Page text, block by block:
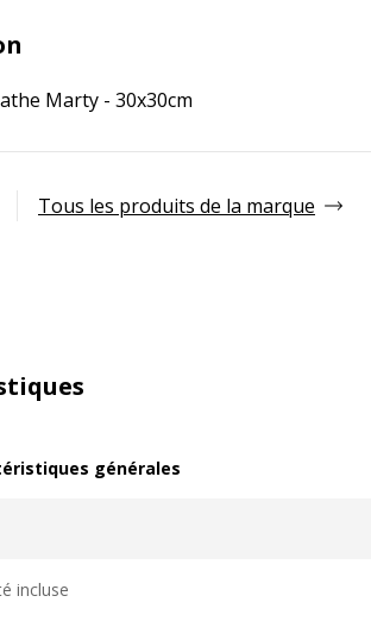
Marty - 30x30cm
Tous les produits de la marque
générales
incluse